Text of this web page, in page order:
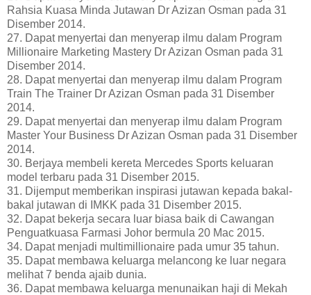
Rahsia Kuasa Minda Jutawan Dr Azizan Osman pada 31
Disember 2014.
27. Dapat menyertai dan menyerap ilmu dalam Program
Millionaire Marketing Mastery Dr Azizan Osman pada 31
Disember 2014.
28. Dapat menyertai dan menyerap ilmu dalam Program
Train The Trainer Dr Azizan Osman pada 31 Disember
2014.
29. Dapat menyertai dan menyerap ilmu dalam Program
Master Your Business Dr Azizan Osman pada 31 Disember
2014.
30. Berjaya membeli kereta Mercedes Sports keluaran
model terbaru pada 31 Disember 2015.
31. Dijemput memberikan inspirasi jutawan kepada bakal-
bakal jutawan di IMKK pada 31 Disember 2015.
32. Dapat bekerja secara luar biasa baik di Cawangan
Penguatkuasa Farmasi Johor bermula 20 Mac 2015.
34. Dapat menjadi multimillionaire pada umur 35 tahun.
35. Dapat membawa keluarga melancong ke luar negara
melihat 7 benda ajaib dunia.
36. Dapat membawa keluarga menunaikan haji di Mekah